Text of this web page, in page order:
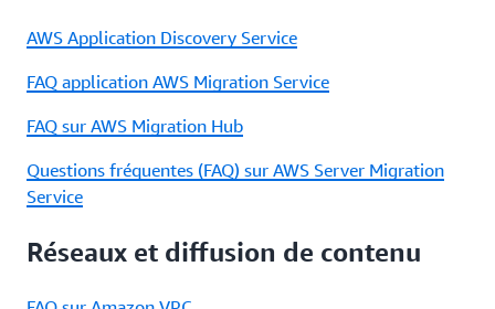
AWS Application Discovery Service
FAQ application AWS Migration Service
FAQ sur AWS Migration Hub
Questions fréquentes (FAQ) sur AWS Server Migration
Service
Réseaux et diffusion de contenu